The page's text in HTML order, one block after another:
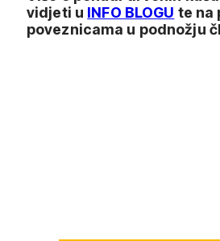
vidjeti u INFO BLOGU te na
poveznicama u podnožju